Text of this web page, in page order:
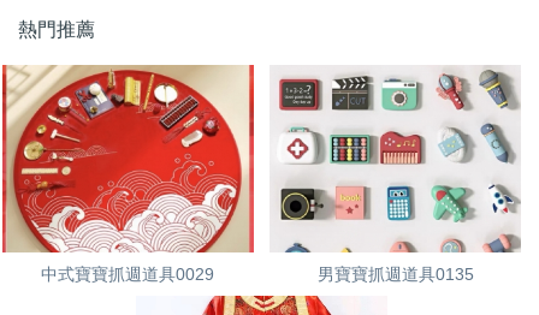
熱門推薦
中式寶寶抓週道具0029 男寶寶抓週道具0135